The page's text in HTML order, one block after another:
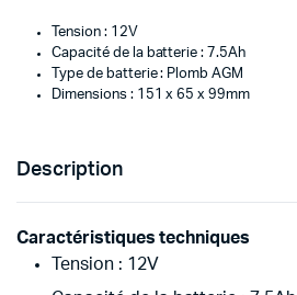
Tension : 12V
Capacité de la batterie : 7.5Ah
Type de batterie : Plomb AGM
Dimensions : 151 x 65 x 99mm
Description
Caractéristiques techniques
Tension : 12V